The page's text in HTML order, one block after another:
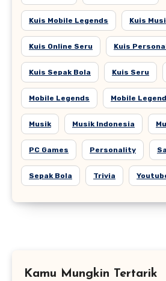
Kuis Mobile Legends Kuis
Kuis Online Seru Kuis
Kuis Sepak Bola Kuis Seru
Mobile Legends Mobile
Musik Musik Indonesia
PC Games Personality
Sepak Bola Trivia
Kamu Mungkin Tertarik